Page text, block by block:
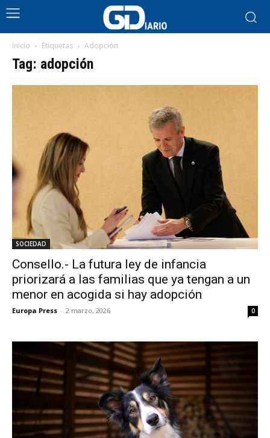
Inicio Etiquetas Adopción
Tag: adopción
SOCIEDAD
Consello.- La futura ley de infancia
priorizará a las familias que ya tengan a un
menor en acogida si hay adopción
Europa Press - 2 marzo, 2026 0